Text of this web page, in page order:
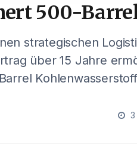
500-
strategischen
über 15 Jahre
3